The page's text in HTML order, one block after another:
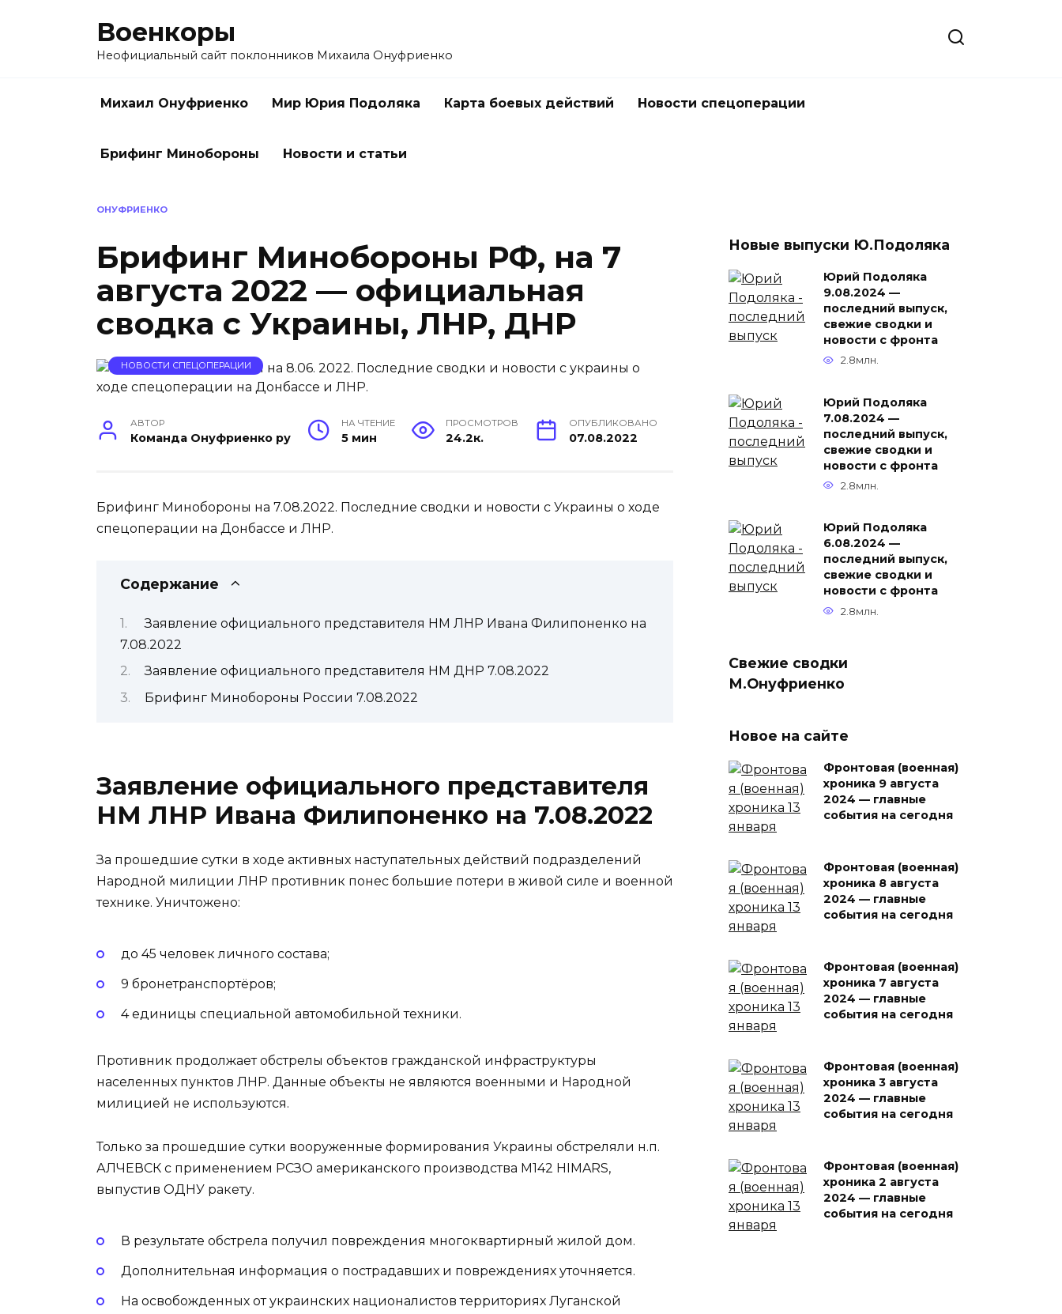
Военкоры
Неофициальный сайт поклонников Михаила Онуфриенко
Михаил Онуфриенко Мир Юрия Подоляка Карта боевых действий Новости спецоперации
Брифинг Минобороны Новости и статьи
ОНУФРИЕНКО
Брифинг Минобороны РФ, на 7
августа 2022 — официальная
сводка с Украины, ЛНР, ДНР
НОВОСТИ СПЕЦОПЕРАЦИИ
АВТОР
Команда Онуфриенко ру
НА ЧТЕНИЕ
5 мин
ПРОСМОТРОВ
24.2к.
ОПУБЛИКОВАНО
07.08.2022
Брифинг Минобороны на 7.08.2022. Последние сводки и новости с Украины о ходе
спецоперации на Донбассе и ЛНР.
Содержание
Заявление официального представителя НМ ЛНР Ивана Филипоненко на
7.08.2022
Заявление официального представителя НМ ДНР 7.08.2022
Брифинг Минобороны России 7.08.2022
Заявление официального представителя
НМ ЛНР Ивана Филипоненко на 7.08.2022
За прошедшие сутки в ходе активных наступательных действий подразделений
Народной милиции ЛНР противник понес большие потери в живой силе и военной
технике. Уничтожено:
до 45 человек личного состава;
9 бронетранспортёров;
4 единицы специальной автомобильной техники.
Противник продолжает обстрелы объектов гражданской инфраструктуры
населенных пунктов ЛНР. Данные объекты не являются военными и Народной
милицией не используются.
Только за прошедшие сутки вооруженные формирования Украины обстреляли н.п.
АЛЧЕВСК с применением РСЗО американского производства М142 HIMARS,
выпустив ОДНУ ракету.
В результате обстрела получил повреждения многоквартирный жилой дом.
Дополнительная информация о пострадавших и повреждениях уточняется.
На освобожденных от украинских националистов территориях Луганской
Новые выпуски Ю.Подоляка
Юрий Подоляка
9.08.2024 —
последний выпуск,
свежие сводки и
новости с фронта
2.8млн.
Юрий Подоляка
7.08.2024 —
последний выпуск,
свежие сводки и
новости с фронта
2.8млн.
Юрий Подоляка
6.08.2024 —
последний выпуск,
свежие сводки и
новости с фронта
2.8млн.
Свежие сводки
М.Онуфриенко
Новое на сайте
Фронтовая (военная)
хроника 9 августа
2024 — главные
события на сегодня
Фронтовая (военная)
хроника 8 августа
2024 — главные
события на сегодня
Фронтовая (военная)
хроника 7 августа
2024 — главные
события на сегодня
Фронтовая (военная)
хроника 3 августа
2024 — главные
события на сегодня
Фронтовая (военная)
хроника 2 августа
2024 — главные
события на сегодня